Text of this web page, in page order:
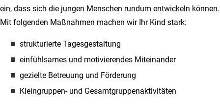
ein, dass sich die jungen Menschen rundum entwickeln können.
Mit folgenden Maßnahmen machen wir Ihr Kind stark:
strukturierte Tagesgestaltung
einfühlsames und motivierendes Miteinander
gezielte Betreuung und Förderung
Kleingruppen- und Gesamtgruppenaktivitäten